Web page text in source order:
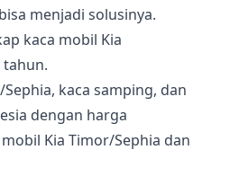
menjadi solusinya.
kaca mobil Kia
kaca samping, dan
dengan harga
Kia Timor/Sephia dan